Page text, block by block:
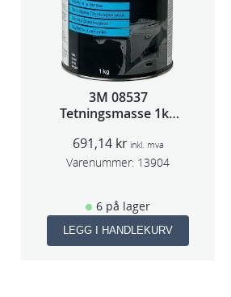
3M 08537
Tetningsmasse 1kg
691,14 kr inkl. mva
Varenummer: 13904
6 på lager
LEGG I HANDLEKURV